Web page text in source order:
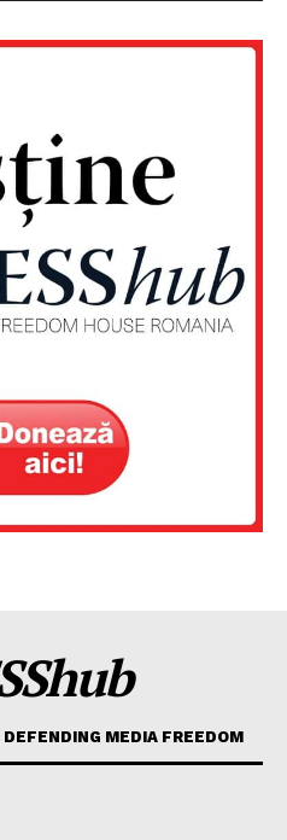
DEFENDING MEDIA FREEDOM